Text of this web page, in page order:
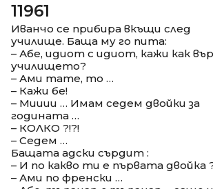
11961
Иванчо се прибира вкъщи след
училище. Баща му го пита:
– Абе, идиот с идиот, кажи как
училището?
– Ами тате, то …
– Кажи бе!
– Мииии … Имам седем двойки за
годината …
– КОЛКО ?!?!
– Седем …
Бащата адски сърдит :
– И по какво ти е първата двойка
– Ами по френски …